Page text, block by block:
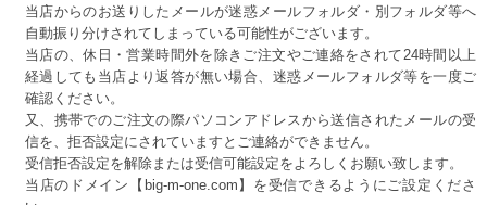
当店からのお送りしたメールが迷惑メールフォルダ・別フォルダ等へ
自動振り分けされてしまっている可能性がございます。
当店の、休日・営業時間外を除きご注文やご連絡をされて24時間以上
経過しても当店より返答が無い場合、迷惑メールフォルダ等を一度ご
確認ください。
又、携帯でのご注文の際パソコンアドレスから送信されたメールの受
信を、拒否設定にされていますとご連絡ができません。
受信拒否設定を解除または受信可能設定をよろしくお願い致します。
当店のドメイン【big-m-one.com】を受信できるようにご設定くださ